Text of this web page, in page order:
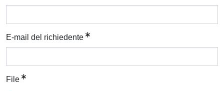
E-mail del richiedente
File